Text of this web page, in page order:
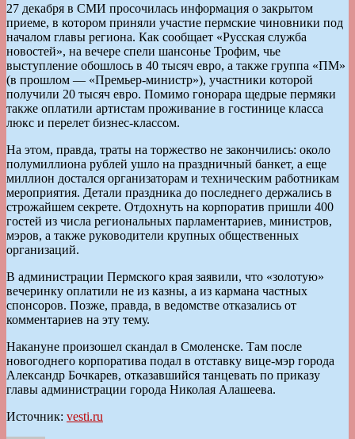
27 декабря в СМИ просочилась информация о закрытом
приеме, в котором приняли участие пермские чиновники под
началом главы региона. Как сообщает «Русская служба
новостей», на вечере спели шансонье Трофим, чье
выступление обошлось в 40 тысяч евро, а также группа «ПМ»
(в прошлом — «Премьер-министр»), участники которой
получили 20 тысяч евро. Помимо гонорара щедрые пермяки
также оплатили артистам проживание в гостинице класса
люкс и перелет бизнес-классом.
На этом, правда, траты на торжество не закончились: около
полумиллиона рублей ушло на праздничный банкет, а еще
миллион достался организаторам и техническим работникам
мероприятия. Детали праздника до последнего держались в
строжайшем секрете. Отдохнуть на корпоратив пришли 400
гостей из числа региональных парламентариев, министров,
мэров, а также руководители крупных общественных
организаций.
В администрации Пермского края заявили, что «золотую»
вечеринку оплатили не из казны, а из кармана частных
спонсоров. Позже, правда, в ведомстве отказались от
комментариев на эту тему.
Накануне произошел скандал в Смоленске. Там после
новогоднего корпоратива подал в отставку вице-мэр города
Александр Бочкарев, отказавшийся танцевать по приказу
главы администрации города Николая Алашеева.
Источник: vesti.ru